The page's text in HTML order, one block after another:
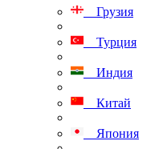
Грузия
Турция
Индия
Китай
Япония